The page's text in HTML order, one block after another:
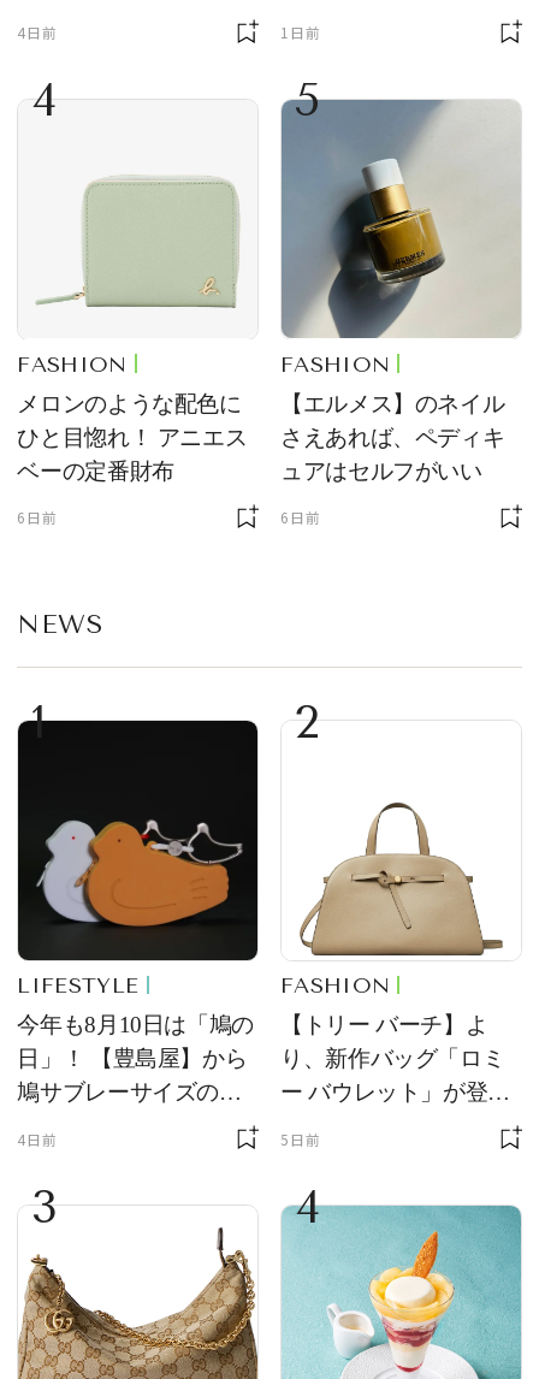
ーチ「はとっこ」を限
4日前
まで！ ｜今週の人気記
1日前
4
FASHION
メロンのような配色に
ひと目惚れ！ アニエス
ベーの定番財布
6日前
5
FASHION
【エルメス】のネイル
さえあれば、ペディキ
ュアはセルフがいい
6日前
NEWS
1
LIFESTYLE
今年も8月10日は「鳩の
日」！ 【豊島屋】から
鳩サブレーサイズのポ
ーチ「はとっこ」を限
4日前
2
FASHION
【トリー バーチ】よ
り、新作バッグ「ロミ
ー バウレット」が登
場！ デザイン性と収納
5日前
3 4